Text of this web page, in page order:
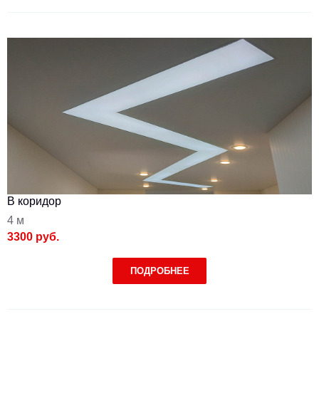
В коридор
4 м
3300 руб.
ПОДРОБНЕЕ